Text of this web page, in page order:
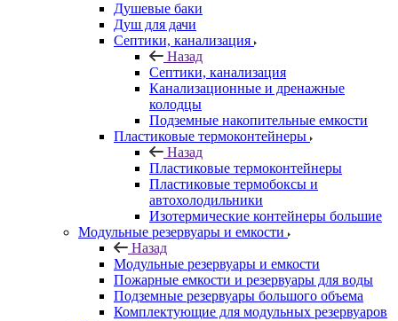
Душевые баки
Душ для дачи
Септики, канализация
Назад
Септики, канализация
Канализационные и дренажные
колодцы
Подземные накопительные емкости
Пластиковые термоконтейнеры
Назад
Пластиковые термоконтейнеры
Пластиковые термобоксы и
автохолодильники
Изотермические контейнеры большие
Модульные резервуары и емкости
Назад
Модульные резервуары и емкости
Пожарные емкости и резервуары для воды
Подземные резервуары большого объема
Комплектующие для модульных резервуаров